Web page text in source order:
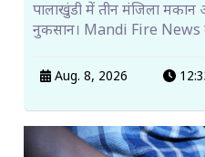
पालाखुंडी में तीन मंजिला
नुकसान। Mandi Fire News
Aug. 8, 2026